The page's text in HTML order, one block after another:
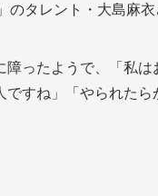
タレント・大島麻
ったようで、「私
すね」「やられた